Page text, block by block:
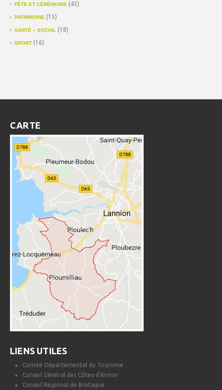
FÊTE ET CÉRÉMONIE (43)
PATRIMOINE (13)
SANTÉ – SOCIAL (18)
SPORT (16)
CARTE
LIENS UTILES
Comité Départemental du Tourisme
Conseil Général des Côtes-d'Armor
Conseil Régional de Bretagne